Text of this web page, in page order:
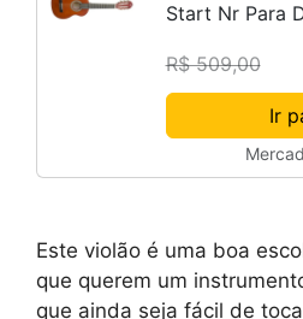
Start Nr Para
R$ 509,00
Ir
Este violão é uma boa
que querem um
que ainda seja fácil de